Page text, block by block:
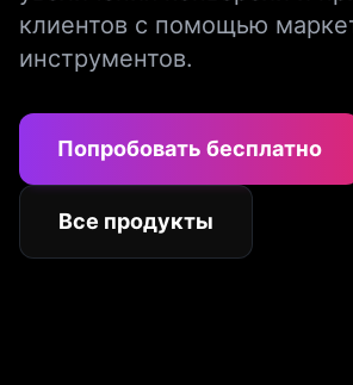
клиентов с помощью
инструментов.
Попробовать бесплатно
Все продукты